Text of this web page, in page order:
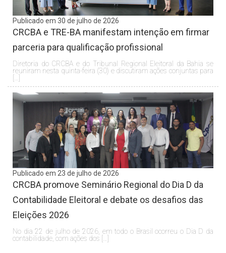
Publicado em 30 de julho de 2026
CRCBA e TRE-BA manifestam intenção em firmar
parceria para qualificação profissional
Diretoria do CRCBA e do Tribunal Regional Eleitoral da Bahia se
reuniram nesta quinta-feira (30) e discutiram ações conjuntas para
[…]
Publicado em 23 de julho de 2026
CRCBA promove Seminário Regional do Dia D da
Contabilidade Eleitoral e debate os desafios das
Eleições 2026
No dia 22 de julho de 2026, em todo o Brasil ocorreu o Dia D da
contabilidade, com ações dos […]